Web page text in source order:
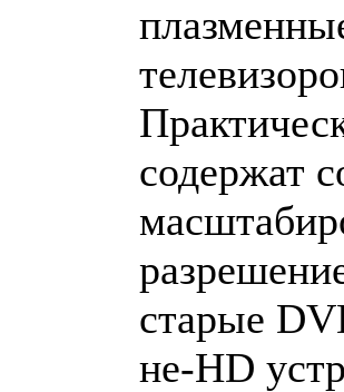
содержат
старые
не-HD